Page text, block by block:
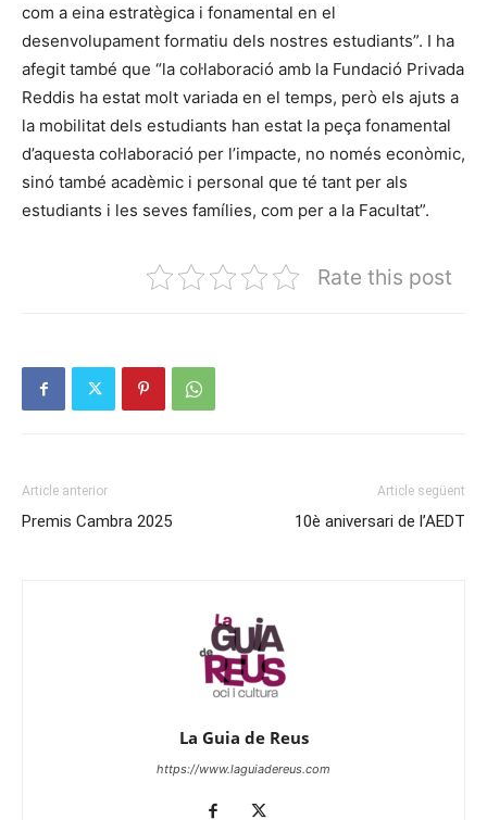
com a eina estratègica i fonamental en el
desenvolupament formatiu dels nostres estudiants”. I ha
afegit també que “la col·laboració amb la Fundació Privada
Reddis ha estat molt variada en el temps, però els ajuts a
la mobilitat dels estudiants han estat la peça fonamental
d’aquesta col·laboració per l’impacte, no només econòmic,
sinó també acadèmic i personal que té tant per als
estudiants i les seves famílies, com per a la Facultat”.
Rate this post
Article anterior
Premis Cambra 2025
Article següent
10è aniversari de l’AEDT
La Guia de Reus
https://www.laguiadereus.com